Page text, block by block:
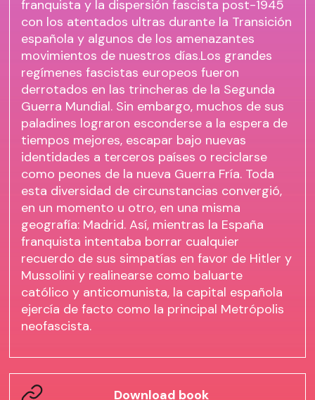
franquista y la dispersión fascista post-1945
con los atentados ultras durante la Transición
española y algunos de los amenazantes
movimientos de nuestros días.Los grandes
regímenes fascistas europeos fueron
derrotados en las trincheras de la Segunda
Guerra Mundial. Sin embargo, muchos de sus
paladines lograron esconderse a la espera de
tiempos mejores, escapar bajo nuevas
identidades a terceros países o reciclarse
como peones de la nueva Guerra Fría. Toda
esta diversidad de circunstancias convergió,
en un momento u otro, en una misma
geografía: Madrid. Así, mientras la España
franquista intentaba borrar cualquier
recuerdo de sus simpatías en favor de Hitler y
Mussolini y realinearse como baluarte
católico y anticomunista, la capital española
ejercía de facto como la principal Metrópolis
neofascista.
Download book